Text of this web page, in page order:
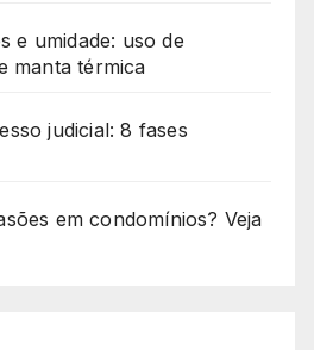
e umidade: uso de
manta térmica
judicial: 8 fases
em condomínios? Veja